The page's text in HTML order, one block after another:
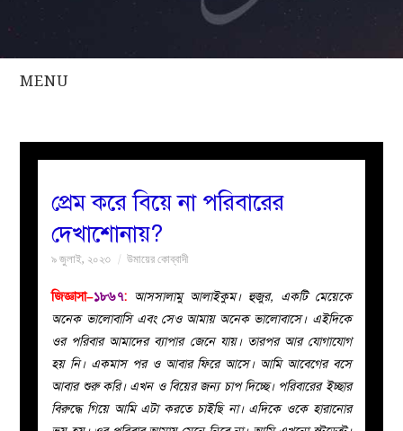
MENU
সকল
নারীদের
ইসলাহী
মজলিস
প্রেম করে বিয়ে না পরিবারের
দেখাশোনায়?
৯ জুলাই, ২০২৩ উমায়ের কোব্বাদী
জিজ্ঞাসা–১৮৬৭: আসসালামু আলাইকুম। হুজুর, একটি মেয়েকে
অনেক ভালোবাসি এবং সেও আমায় অনেক ভালোবাসে। এইদিকে
ওর পরিবার আমাদের ব্যাপার জেনে যায়। তারপর আর যোগাযোগ
হয় নি। একমাস পর ও আবার ফিরে আসে। আমি আবেগের বসে
আবার শুরু করি। এখন ও বিয়ের জন্য চাপ দিচ্ছে। পরিবারের ইচ্ছার
বিরুদ্ধে গিয়ে আমি এটা করতে চাইছি না। এদিকে ওকে হারানোর